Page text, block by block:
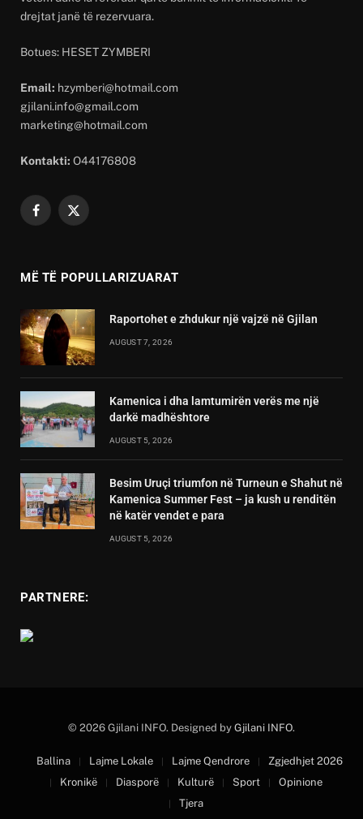
drejtat janë të rezervuara.
Botues: HESET ZYMBERI
Email: hzymberi@hotmail.com
gjilani.info@gmail.com
marketing@hotmail.com
Kontakti: O44176808
Facebook
X
MË TË POPULLARIZUARAT
Raportohet e zhdukur një vajzë në Gjilan
AUGUST 7, 2026
Kamenica i dha lamtumirën verës me një
darkë madhështore
AUGUST 5, 2026
Besim Uruçi triumfon në Turneun e Shahut në
Kamenica Summer Fest – ja kush u renditën
në katër vendet e para
AUGUST 5, 2026
PARTNERE:
© 2026 Gjilani INFO. Designed by Gjilani INFO.
Ballina Lajme Lokale Lajme Qendrore
Zgjedhjet 2026
Kronikë
Diasporë Kulturë Sport
Opinione
Tjera